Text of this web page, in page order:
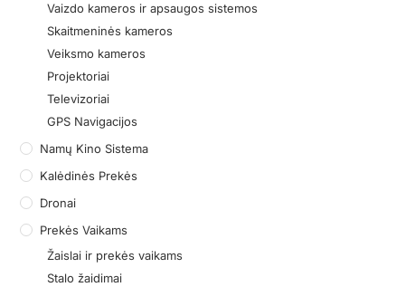
Vaizdo kameros ir apsaugos sistemos
Skaitmeninės kameros
Veiksmo kameros
Projektoriai
Televizoriai
GPS Navigacijos
Namų Kino Sistema
Kalėdinės Prekės
Dronai
Prekės Vaikams
Žaislai ir prekės vaikams
Stalo žaidimai